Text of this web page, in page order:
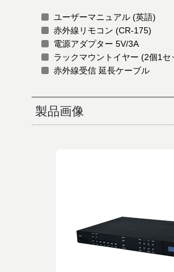
ユーザーマニュアル (英語)
赤外線リモコン (CR-175)
電源アダプター 5V/3A
ラックマウントイヤー (2個1セ
赤外線受信 延長ケーブル
製品画像